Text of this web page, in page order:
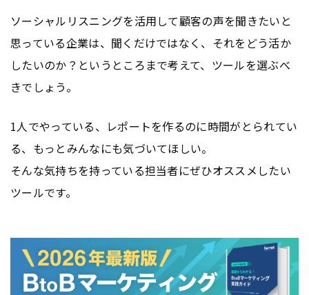
ソーシャルリスニングを活用して顧客の声を聞きたいと
思っている企業は、聞くだけではなく、それをどう活か
したいのか？というところまで考えて、ツールを選ぶべ
きでしょう。
1人でやっている、レポートを作るのに時間がとられてい
る、もっとみんなにも気づいてほしい。
そんな気持ちを持っている担当者にぜひオススメしたい
ツールです。